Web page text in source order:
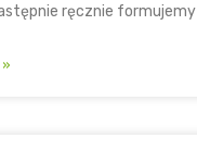
ręcznie formujemy
»